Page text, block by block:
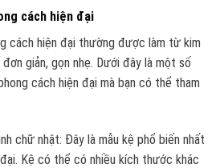
cách hiện đại
cách hiện đại thường được làm từ kim
giản, gọn nhẹ. Dưới đây là một số
cách hiện đại mà bạn có thể tham
chữ nhật: Đây là mẫu kệ phổ biến nhất
Kệ có thể có nhiều kích thước khác